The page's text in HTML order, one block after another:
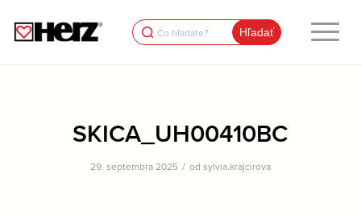
Search
for:
SKICA_UH00410BC
29. septembra 2025 / od sylvia.krajcirova